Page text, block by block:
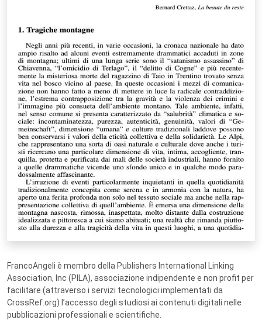
FrancoAngeli è membro della Publishers International Linking
Association, Inc (PILA), associazione indipendente e non profit per
facilitare (attraverso i servizi tecnologici implementati da
CrossRef.org) l’accesso degli studiosi ai contenuti digitali nelle
pubblicazioni professionali e scientifiche.